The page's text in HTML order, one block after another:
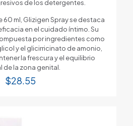
de los detergentes.
ml, Glizigen Spray se destaca
en el cuidado íntimo. Su
por ingredientes como
y el glicirricinato de amonio,
la frescura y el equilibrio
de la zona genital.
$28.55